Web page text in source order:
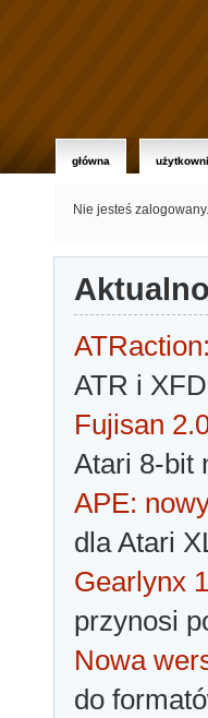
główna
Nie jesteś zalogowany.
ATR i
Fujisan
Atari 8-bit
APE:
dla Atari
Gearlynx
przynosi
Nowa
do